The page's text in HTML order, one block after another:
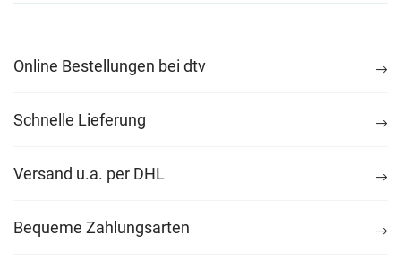
Online Bestellungen bei dtv
Schnelle Lieferung
Versand u.a. per DHL
Bequeme Zahlungsarten